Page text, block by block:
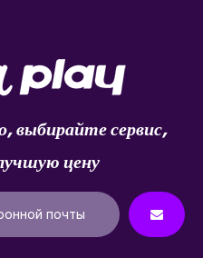
выбирайте сервис,
цену